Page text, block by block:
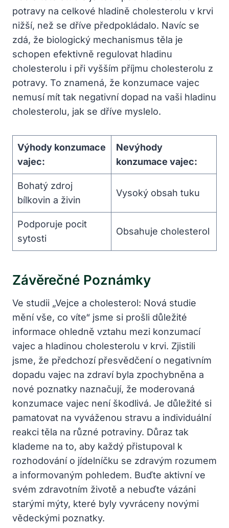
potravy na celkové hladině cholesterolu v krvi
nižší, než se dříve předpokládalo. Navíc se
zdá, že biologický mechanismus těla je
schopen efektivně regulovat hladinu
cholesterolu i při vyšším příjmu cholesterolu z
potravy. To znamená, že konzumace vajec
nemusí mít tak negativní dopad na vaši hladinu
cholesterolu, jak se dříve myslelo.
Výhody konzumace
vajec:
Nevýhody
konzumace vajec:
Bohatý zdroj
bílkovin a živin
Vysoký obsah tuku
Podporuje pocit
sytosti
Obsahuje cholesterol
Závěrečné Poznámky
Ve studii „Vejce a cholesterol: Nová studie
mění vše, co víte“ jsme si prošli důležité
informace ohledně vztahu mezi konzumací
vajec a hladinou cholesterolu v krvi. Zjistili
jsme, že předchozí přesvědčení o negativním
dopadu vajec na zdraví byla zpochybněna a
nové poznatky naznačují, že moderovaná
konzumace vajec není škodlivá. Je důležité si
pamatovat na vyváženou stravu a individuální
reakci těla na různé potraviny. Důraz tak
klademe na to, aby každý přistupoval k
rozhodování o jídelníčku se zdravým rozumem
a informovaným pohledem. Buďte aktivní ve
svém zdravotním životě a nebuďte vázáni
starými mýty, které byly vyvráceny novými
vědeckými poznatky.